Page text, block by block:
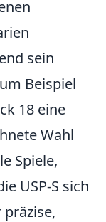
sein
Beispiel
18 eine
Wahl
Spiele,
USP-S sich